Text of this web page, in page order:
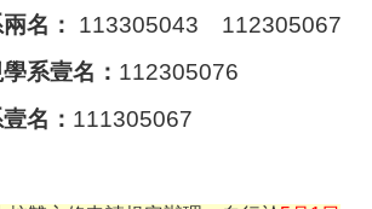
名：
113305043 112305067
系壹名： 112305076
名： 111305067